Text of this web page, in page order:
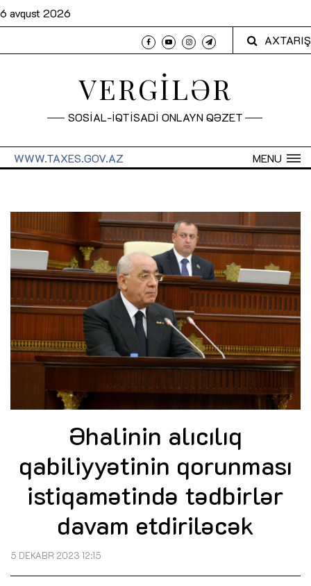
6 avqust 2026
AXTARIŞ
VERGİLƏR
SOSİAL-İQTİSADİ ONLAYN QƏZET
MENU
WWW.TAXES.GOV.AZ
Əhalinin alıcılıq
qabiliyyətinin qorunması
istiqamətində tədbirlər
davam etdiriləcək
5 DEKABR 2023 12:15